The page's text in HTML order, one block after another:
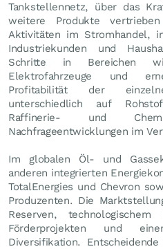
Tankstellennetz, über das
weitere Produkte
Aktivitäten im Stromhandel,
Industriekunden und
Schritte in Bereichen
Elektrofahrzeuge und
Profitabilität der
unterschiedlich auf
Raffinerie- und
Nachfrageentwicklungen im
Im globalen Öl- und
anderen integrierten
TotalEnergies und Chevron
Produzenten. Die
Reserven,
Förderprojekten und
Diversifikation.